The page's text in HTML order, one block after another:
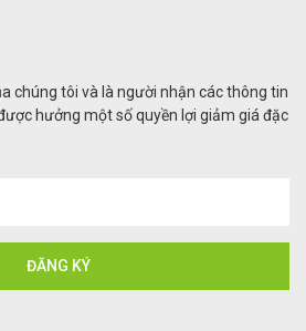
chúng tôi và là người nhận các thông tin
hưởng một số quyền lợi giảm giá đặc